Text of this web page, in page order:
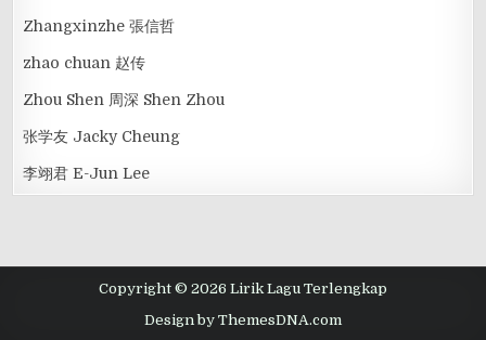
Zhangxinzhe 張信哲
zhao chuan 赵传
Zhou Shen 周深 Shen Zhou
张学友 Jacky Cheung
李翊君 E-Jun Lee
Copyright © 2026 Lirik Lagu Terlengkap
Design by ThemesDNA.com